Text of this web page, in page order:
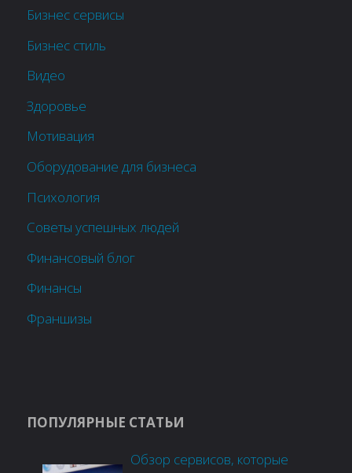
Бизнес сервисы
Бизнес стиль
Видео
Здоровье
Мотивация
Оборудование для бизнеса
Психология
Советы успешных людей
Финансовый блог
Финансы
Франшизы
ПОПУЛЯРНЫЕ СТАТЬИ
Обзор сервисов, которые